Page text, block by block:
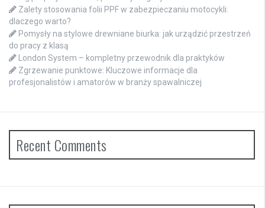
Zalety stosowania folii PPF w zabezpieczaniu motocykli:
dlaczego warto?
Pomysły na stylowe drewniane biurka: jak urządzić przestrzeń
do pracy z klasą
London System – kompletny przewodnik dla praktyków
Zgrzewanie punktowe: Kluczowe informacje dla
profesjonalistów i amatorów w branży spawalniczej
Recent Comments